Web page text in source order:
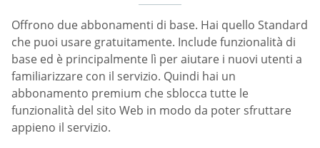
Offrono due abbonamenti di base. Hai quello Standard
che puoi usare gratuitamente. Include funzionalità di
base ed è principalmente lì per aiutare i nuovi utenti a
familiarizzare con il servizio. Quindi hai un
abbonamento premium che sblocca tutte le
funzionalità del sito Web in modo da poter sfruttare
appieno il servizio.